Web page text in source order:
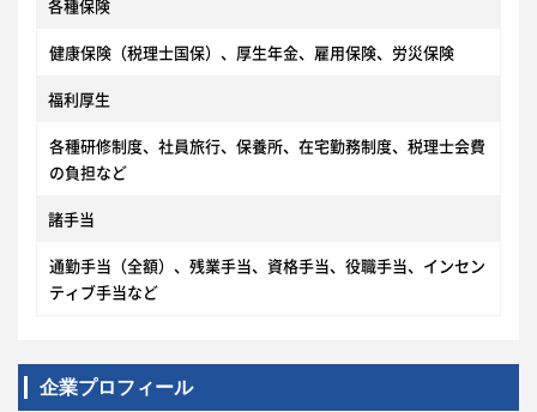
各種保険
健康保険（税理士国保）、厚生年金、雇用保険、労災保険
福利厚生
各種研修制度、社員旅行、保養所、在宅勤務制度、税理士会費
の負担など
諸手当
通勤手当（全額）、残業手当、資格手当、役職手当、インセン
ティブ手当など
企業プロフィール